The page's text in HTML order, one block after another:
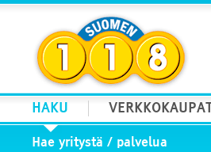
HAKU VERKKOKAUPAT
Hae yritystä / palvelua